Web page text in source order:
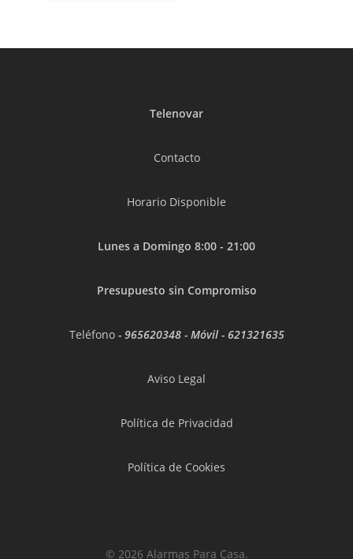
Telenovar
Contacto
Horario Disponible
Lunes a Domingo 8:00 - 21:00
Presupuesto sin Compromiso
Teléfono - 965620348- Móvil - 621321635
Aviso Legal
Política de Privacidad
Política de Cookies
© 2026 Alarmas Para Casa.